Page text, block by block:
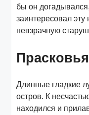
бы он
заинтересовал эту
невзрачную
Прасковья
Длинные гладкие
остров. К
находился и